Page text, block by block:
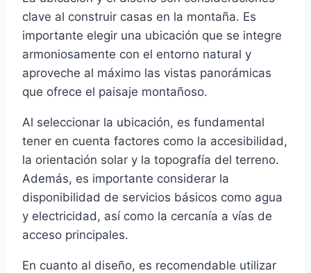
clave al construir casas en la montaña. Es
importante elegir una ubicación que se integre
armoniosamente con el entorno natural y
aproveche al máximo las vistas panorámicas
que ofrece el paisaje montañoso.
Al seleccionar la ubicación, es fundamental
tener en cuenta factores como la accesibilidad,
la orientación solar y la topografía del terreno.
Además, es importante considerar la
disponibilidad de servicios básicos como agua
y electricidad, así como la cercanía a vías de
acceso principales.
En cuanto al diseño, es recomendable utilizar